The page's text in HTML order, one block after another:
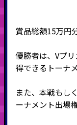
賞品総額15万円
優勝者は、Vプ
得できるトーナ
また、本戦もし
ーナメント出場